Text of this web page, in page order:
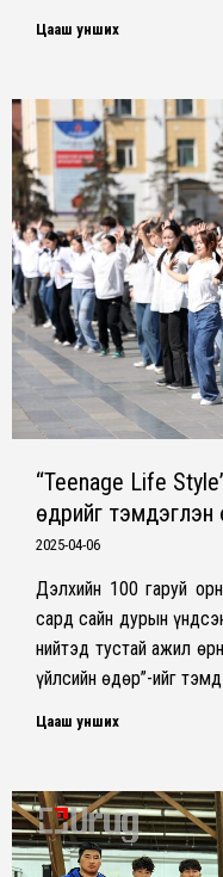
Цааш унших
“Teenage Life
өдрийг тэмдэглэн
2025-04-06
Дэлхийн 100 гаруй
сард сайн дурын
нийтэд тустай ажил
үйлсийн өдөр”-ийг
Цааш унших